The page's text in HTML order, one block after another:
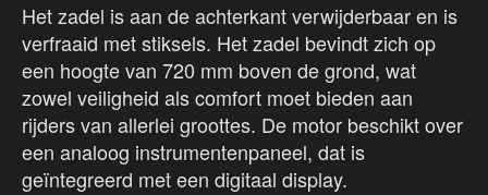
Het zadel is aan de achterkant verwijderbaar en is
verfraaid met stiksels. Het zadel bevindt zich op
een hoogte van 720 mm boven de grond, wat
zowel veiligheid als comfort moet bieden aan
rijders van allerlei groottes. De motor beschikt over
een analoog instrumentenpaneel, dat is
geïntegreerd met een digitaal display.